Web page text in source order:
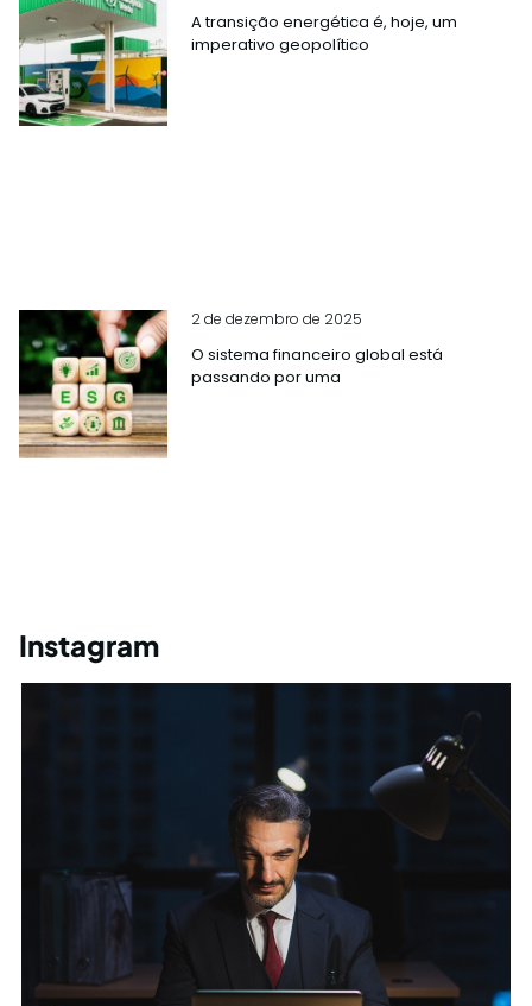
A transição energética é, hoje, um
imperativo geopolítico
2 de dezembro de 2025
O sistema financeiro global está
passando por uma
Instagram